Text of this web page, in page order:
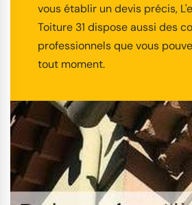
vous établir un devis précis,
Toiture 31 dispose aussi des
professionnels que vous
tout moment.